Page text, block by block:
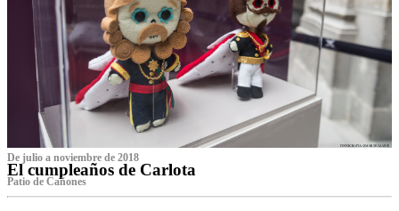
De julio a noviembre de 2018
El cumpleaños de Carlota
Patio de Cañones